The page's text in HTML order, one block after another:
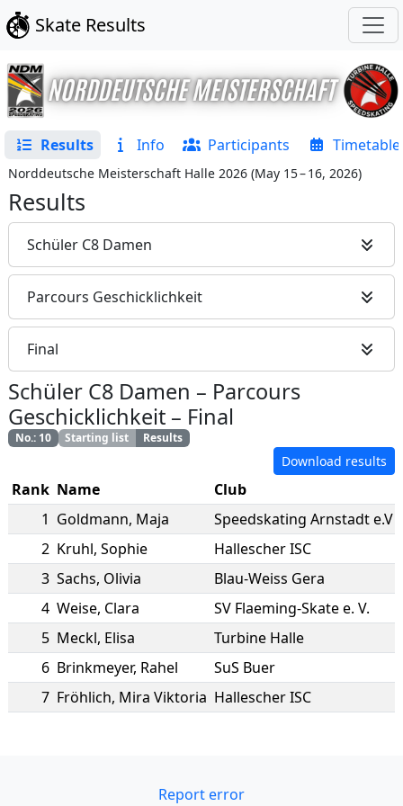
Skate Results
Results Info Participants Timetable
Norddeutsche Meisterschaft Halle 2026 (May 15 – 16, 2026)
Results
Schüler C8 Damen
Parcours Geschicklichkeit
Final
Schüler C8 Damen – Parcours
Geschicklichkeit – Final
No.: 10 Starting list Results
Download results
Rank Name
Club
1 Goldmann, Maja Speedskating Arnstadt e.V
2 Kruhl, Sophie Hallescher ISC
3 Sachs, Olivia Blau-Weiss Gera
4 Weise, Clara SV Flaeming-Skate e. V.
5 Meckl, Elisa Turbine Halle
6 Brinkmeyer, Rahel SuS Buer
7 Fröhlich, Mira Viktoria Hallescher ISC
Report error